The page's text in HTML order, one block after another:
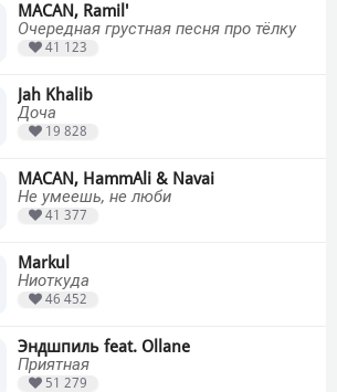
MACAN, Ramil'
Очередная грустная песня про тёлку
41 123
Jah Khalib
Доча
19 828
MACAN, HammAli & Navai
Не умеешь, не люби
41 377
Markul
Ниоткуда
46 452
Эндшпиль feat. Ollane
Приятная
51 279